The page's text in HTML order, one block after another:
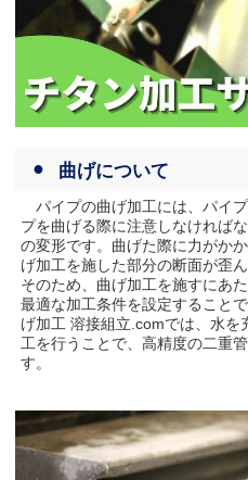
曲げについて
パイプの曲げ加工には、パイ
プを曲げる際に注意しなければ
の変形です。曲げた際に力がか
げ加工を施した部分の断面が歪
そのため、曲げ加工を施すにあ
最適な加工条件を設定すること
げ加工 溶接組立.comでは、水を
工を行うことで、高精度の二重
す。